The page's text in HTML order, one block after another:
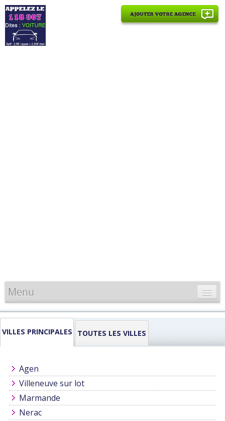
Menu
CARTE DE FRANCE
INFORMATIONS
VILLES PRINCIPALES TOUTES LES VILLES
Agen
Villeneuve sur lot
Marmande
Nerac